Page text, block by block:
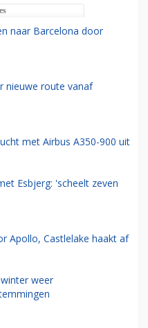
naar Barcelona door
nieuwe route vanaf
met Airbus A350-900 uit
Esbjerg: 'scheelt zeven
Apollo, Castlelake haakt af
weer